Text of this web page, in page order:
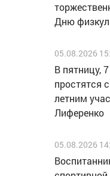
Дню
05.08.2026
В пятницу,
простятся
летним
Лиференко
05.08.2026